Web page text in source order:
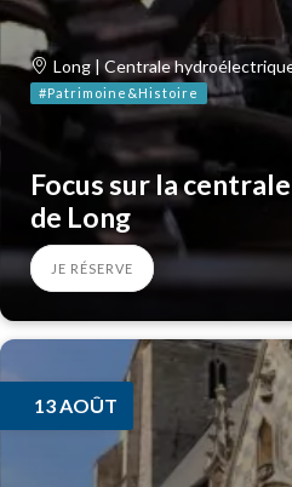
Long | Centrale
#Patrimoine&Histoire
Focus sur la
de Long
JE RÉSERVE
13 AOÛT